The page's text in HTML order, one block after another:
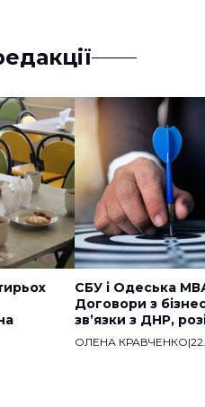
СБУ і Одеська
Договори з
звʼязки з ДНР,
ОЛЕНА КРАВЧЕНКО|